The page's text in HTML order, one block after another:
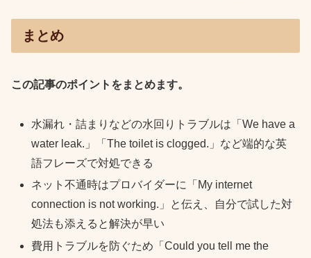
まとめ
この記事のポイントをまとめます。
水漏れ・詰まりなどの水回りトラブルは「We have a
water leak.」「The toilet is clogged.」など端的な英
語フレーズで対処できる
ネット不通時はプロバイダーに「My internet
connection is not working.」と伝え、自分で試した対
処法も添えると解決が早い
費用トラブルを防ぐため「Could you tell me the